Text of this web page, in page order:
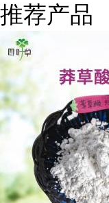
推荐产品